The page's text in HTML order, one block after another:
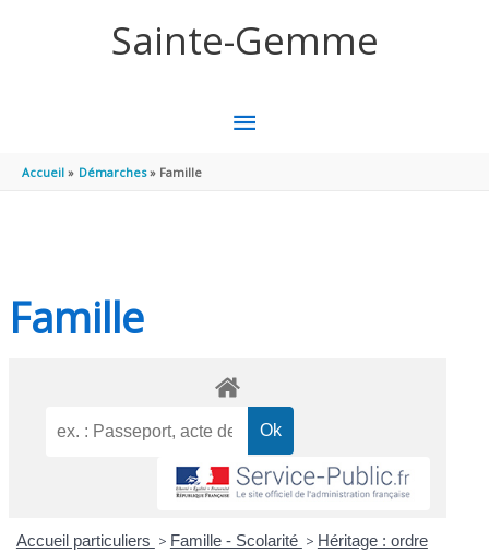
Sainte-Gemme
MENU
Accueil Démarches Famille
Famille
Accueil particuliers > Famille - Scolarité > Héritage : ordre